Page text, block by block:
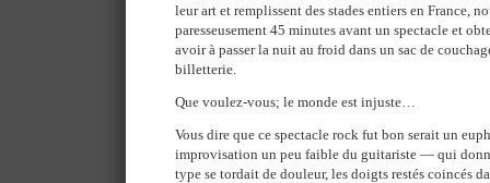
leur art et remplissent des stades entiers en France,
paresseusement 45 minutes avant un spectacle et
avoir à passer la nuit au froid dans un sac de
billetterie.
Que voulez-vous; le monde est injuste…
Vous dire que ce spectacle rock fut bon serait un
improvisation un peu faible du guitariste — qui
type se tordait de douleur, les doigts restés coincés